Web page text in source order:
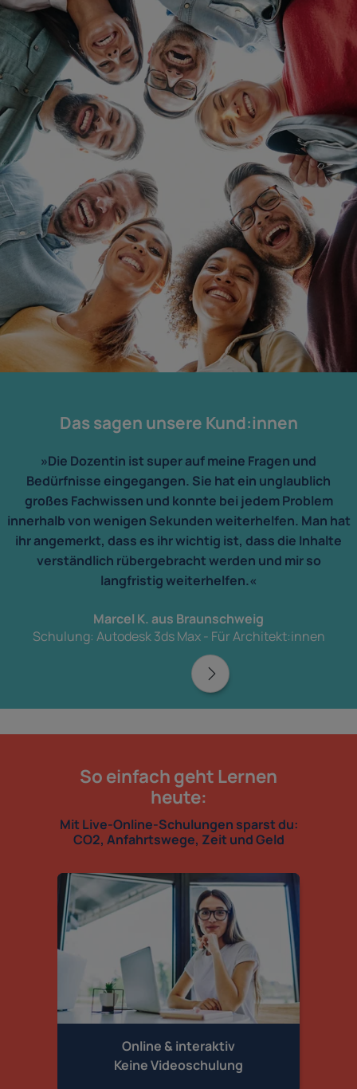
Das sagen unsere Kund:innen
»Die Dozentin ist super auf meine Fragen und
Bedürfnisse eingegangen. Sie hat ein unglaublich
großes Fachwissen und konnte bei jedem Problem
innerhalb von wenigen Sekunden weiterhelfen. Man hat
ihr angemerkt, dass es ihr wichtig ist, dass die Inhalte
verständlich rübergebracht werden und mir so
langfristig weiterhelfen.«
Marcel K. aus Braunschweig
Schulung: Autodesk 3ds Max - Für Architekt:innen
So einfach geht Lernen
heute:
Mit Live-Online-Schulungen sparst du:
CO2, Anfahrtswege, Zeit und Geld
Online & interaktiv
Keine Videoschulung